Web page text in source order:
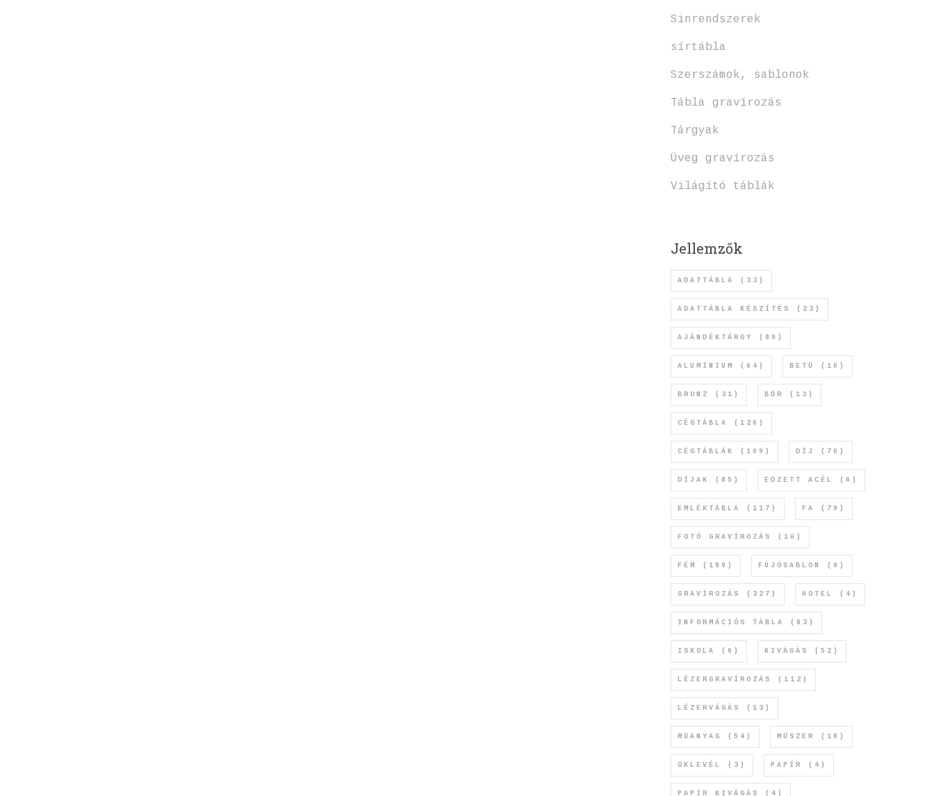
Sinrendszerek
sírtábla
Szerszámok, sablonok
Tábla gravírozás
Tárgyak
Üveg gravírozás
Világító táblák
Jellemzők
ADATTÁBLA (33)
ADATTÁBLA KÉSZÍTÉS (23)
AJÁNDÉKTÁRGY (89)
ALUMÍNIUM (64) BETŰ (10)
BRONZ (31) BŐR (13)
CÉGTÁBLA (126)
CÉGTÁBLÁK (109) DÍJ (70)
DÍJAK (85) EDZETT ACÉL (6)
EMLÉKTÁBLA (117) FA (79)
FOTÓ GRAVÍROZÁS (10)
FÉM (199) FÚJÓSABLON (9)
GRAVÍROZÁS (327) HOTEL (4)
INFORMÁCIÓS TÁBLA (83)
ISKOLA (6) KIVÁGÁS (52)
LÉZERGRAVÍROZÁS (112)
LÉZERVÁGÁS (13)
MŰANYAG (54) MŰSZER (18)
OKLEVÉL (3) PAPÍR (4)
PAPÍR KIVÁGÁS (4)